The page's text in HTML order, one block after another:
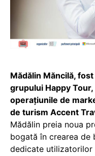
Mădălin Măncilă,
grupului Happy
operațiunile de
de turism Accent
Mădălin preia noua
bogată în crearea de
dedicate utilizatorilor